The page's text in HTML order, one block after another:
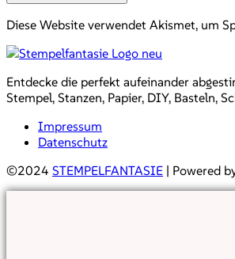
Diese Website verwendet Akismet, um
Entdecke die perfekt aufeinander
Stempel, Stanzen, Papier, DIY, Basteln,
Impressum
Datenschutz
©2024 STEMPELFANTASIE | Powered